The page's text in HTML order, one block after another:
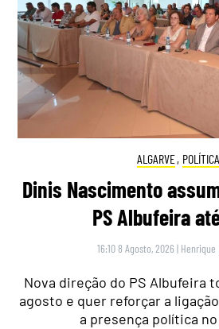
ALGARVE, POLÍTICA
Dinis Nascimento
PS Albufeira
16:10 8 Agosto, 2026 | Henrique
Nova direção do PS Albufeira
agosto e quer reforçar a
a presença política